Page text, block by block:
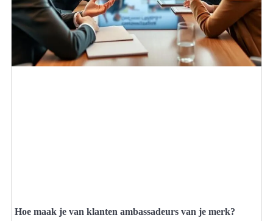
Hoe maak je van klanten ambassadeurs van je merk?